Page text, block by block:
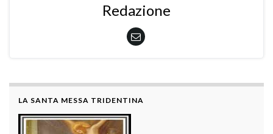
Redazione
LA SANTA MESSA TRIDENTINA